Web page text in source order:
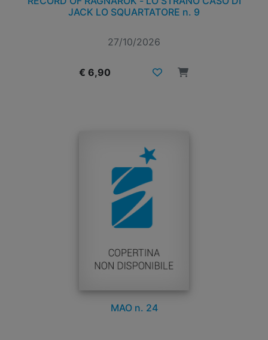
JACK LO SQUARTATORE n. 9
27/10/2026
€ 6,90
MAO n. 24